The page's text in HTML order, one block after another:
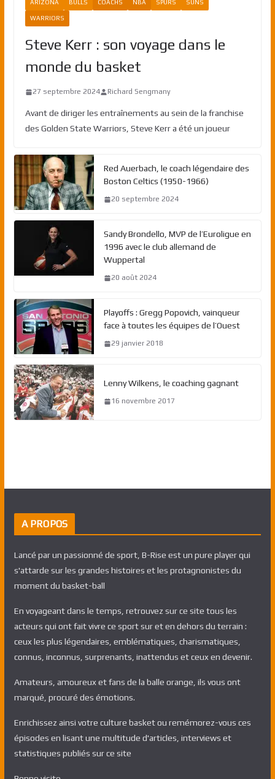
ARIZONA BULLS COACHS NBA SPURS SUNS
WARRIORS
Steve Kerr : son voyage dans le
monde du basket
27 septembre 2024 Richard Sengmany
Avant de diriger les entraînements au sein de la franchise
des Golden State Warriors, Steve Kerr a été un joueur
Red Auerbach, le coach légendaire des
Boston Celtics (1950-1966)
20 septembre 2024
Sandy Brondello, MVP de l’Euroligue en
1996 avec le club allemand de
Wuppertal
20 août 2024
Playoffs : Gregg Popovich, vainqueur
face à toutes les équipes de l’Ouest
29 janvier 2018
Lenny Wilkens, le coaching gagnant
16 novembre 2017
A PROPOS
Lancé par un passionné de sport, B-Rise est un pure player qui
s'attarde sur les grandes histoires et les protagnonistes du
moment du basket-ball
En voyageant dans le temps, retrouvez sur ce site tous les
acteurs qui ont fait vivre ce sport sur et en dehors du terrain :
ceux les plus légendaires, emblématiques, charismatiques,
connus, inconnus, surprenants, inattendus et ceux en devenir.
Amateurs, amoureux et fans de la balle orange, ils vous ont
marqué, procuré des émotions.
Enrichissez ainsi votre culture basket ou remémorez-vous ces
épisodes en lisant une multitude d'articles, interviews et
statistiques publiés sur ce site